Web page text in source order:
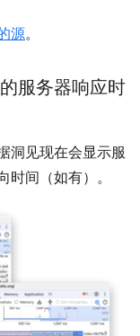
源。
服务器响应时
洞见现在会显示服
间（如有）。